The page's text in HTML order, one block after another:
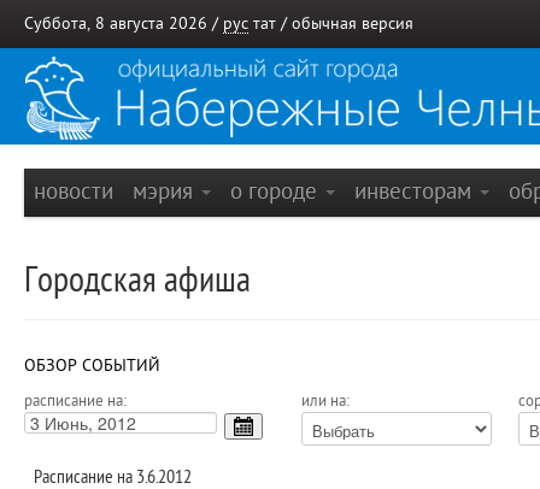
Суббота, 8 августа 2026 / рус тат / обычная версия
новости мэрия о городе инвесторам
Городская афиша
ОБЗОР СОБЫТИЙ
расписание на: или на:
Расписание на 3.6.2012